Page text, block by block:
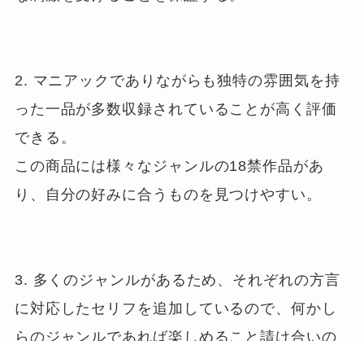
2. マニアックでありながらも独特の雰囲気を持
った一品が多数収録されていることが高く評価
できる。
この商品には様々なジャンルの18禁作品があ
り、自分の好みに合うものを見つけやすい。
3. 多くのジャンルがあるため、それぞれの方言
に対応したセリフを追加しているので、何かし
らのジャンルであれば楽しめること請け合いの